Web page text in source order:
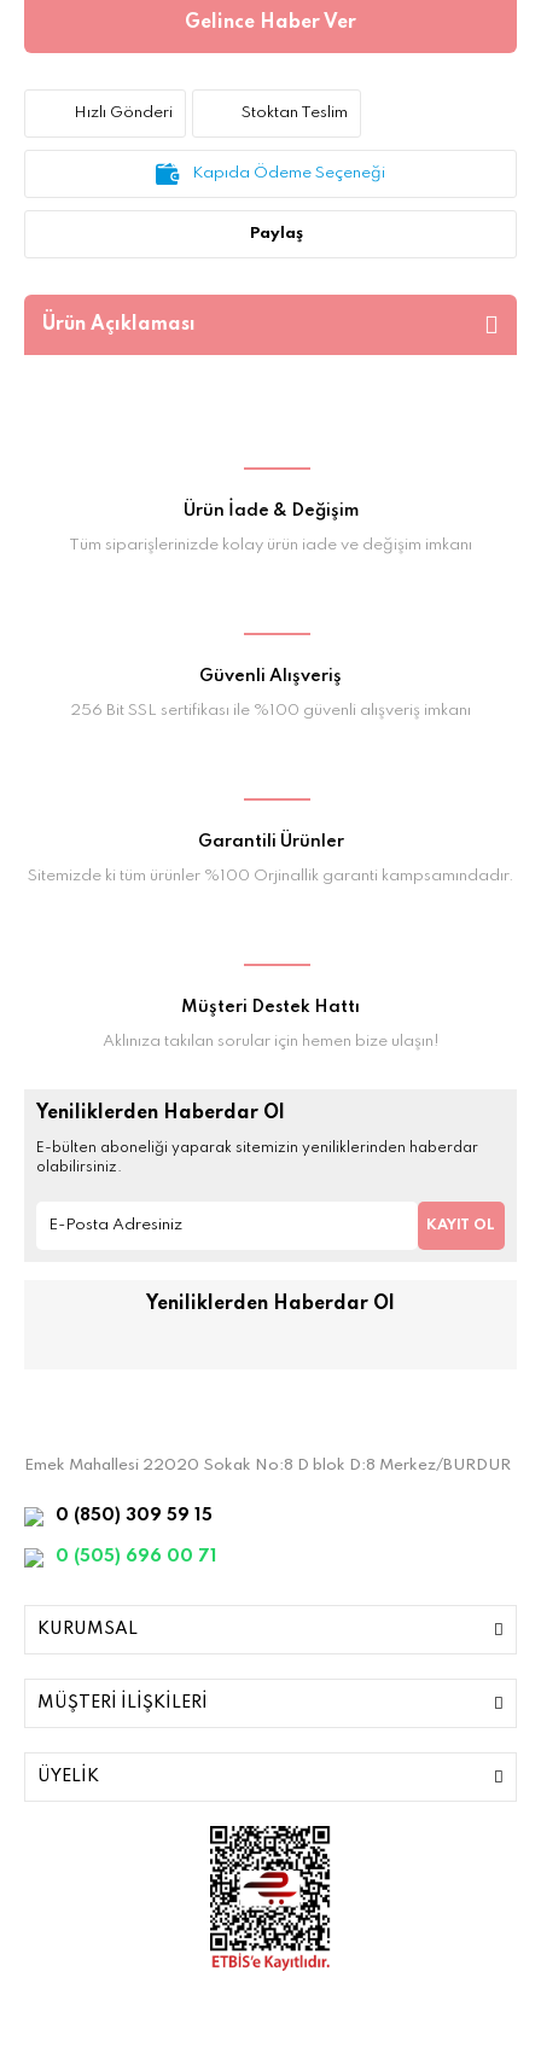
Gelince Haber Ver
Hızlı Gönderi Stoktan Teslim
Kapıda Ödeme Seçeneği
Paylaş
Ürün Açıklaması
Ürün İade & Değişim
Tüm siparişlerinizde kolay ürün iade ve değişim imkanı
Güvenli Alışveriş
256 Bit SSL sertifikası ile %100 güvenli alışveriş imkanı
Garantili Ürünler
Sitemizde ki tüm ürünler %100 Orjinallik garanti kampsamındadır.
Müşteri Destek Hattı
Aklınıza takılan sorular için hemen bize ulaşın!
Yeniliklerden Haberdar Ol
E-bülten aboneliği yaparak sitemizin yeniliklerinden haberdar
olabilirsiniz.
KAYIT OL
Yeniliklerden Haberdar Ol
Emek Mahallesi 22020 Sokak No:8 D blok D:8 Merkez/BURDUR
0 (850) 309 59 15
0 (505) 696 00 71
KURUMSAL
MÜŞTERİ İLİŞKİLERİ
ÜYELİK